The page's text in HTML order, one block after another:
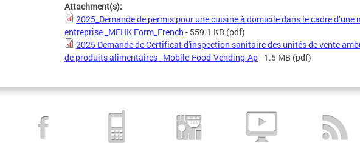
Attachment(s):
2025_Demande de permis pour une cuisine à domicile dans le cadre d’une
entreprise _MEHK Form_French - 559.1 KB (pdf)
2025 Demande de Certificat d'inspection sanitaire des unités de vente
de produits alimentaires _Mobile-Food-Vending-Ap- 1.5 MB (pdf)